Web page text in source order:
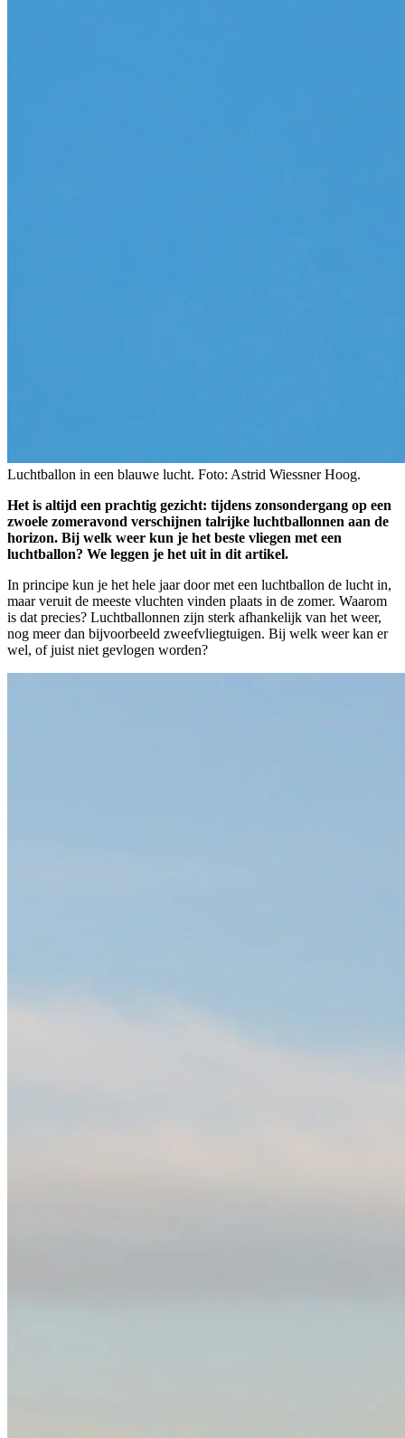
Luchtballon in een blauwe lucht. Foto: Astrid Wiessner Hoog.
Het is altijd een prachtig gezicht: tijdens zonsondergang op een
zwoele zomeravond verschijnen talrijke luchtballonnen aan de
horizon. Bij welk weer kun je het beste vliegen met een
luchtballon? We leggen je het uit in dit artikel.
In principe kun je het hele jaar door met een luchtballon de lucht in,
maar veruit de meeste vluchten vinden plaats in de zomer. Waarom
is dat precies? Luchtballonnen zijn sterk afhankelijk van het weer,
nog meer dan bijvoorbeeld zweefvliegtuigen. Bij welk weer kan er
wel, of juist niet gevlogen worden?